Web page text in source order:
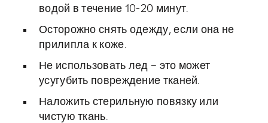
водой в течение 10-20 минут.
Осторожно снять одежду, если она не
прилипла к коже.
Не использовать лед – это может
усугубить повреждение тканей.
Наложить стерильную повязку или
чистую ткань.